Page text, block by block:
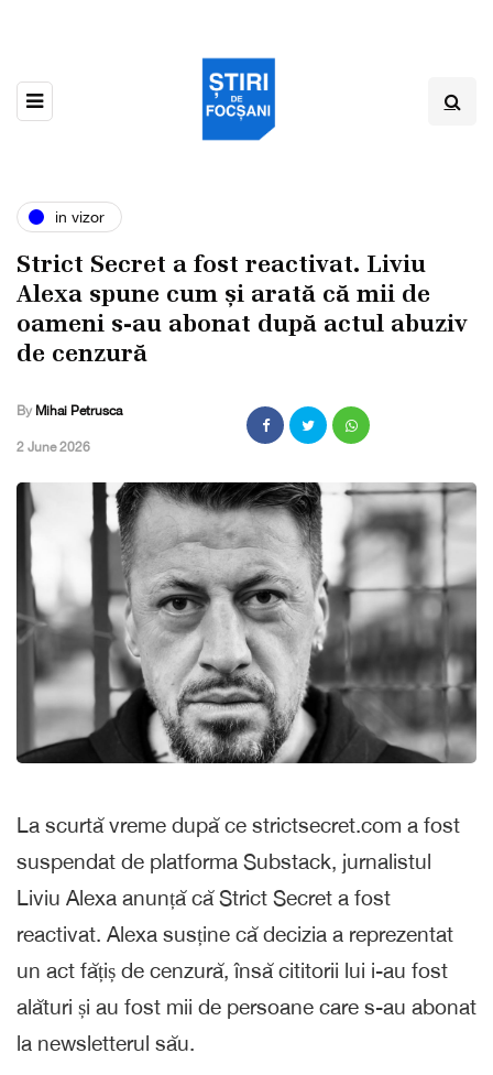
in vizor
Strict Secret a fost reactivat. Liviu
Alexa spune cum și arată că mii de
oameni s-au abonat după actul abuziv
de cenzură
By Mihai Petrusca
,2 June 2026
La scurtă vreme după ce strictsecret.com a fost
suspendat de platforma Substack, jurnalistul
Liviu Alexa anunță că Strict Secret a fost
reactivat. Alexa susține că decizia a reprezentat
un act fățiș de cenzură, însă cititorii lui i-au fost
alături și au fost mii de persoane care s-au abonat
la newsletterul său.